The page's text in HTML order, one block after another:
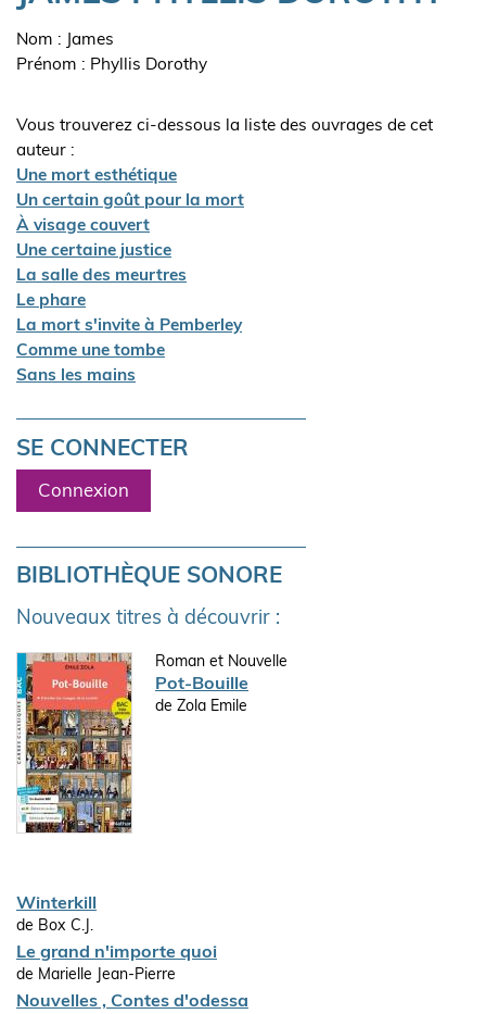
Nom : James
Prénom : Phyllis Dorothy
Vous trouverez ci-dessous la liste des ouvrages de cet
auteur :
Une mort esthétique
Un certain goût pour la mort
À visage couvert
Une certaine justice
La salle des meurtres
Le phare
La mort s'invite à Pemberley
Comme une tombe
Sans les mains
SE CONNECTER
Connexion
BIBLIOTHÈQUE SONORE
Nouveaux titres à découvrir :
Roman et Nouvelle
Pot-Bouille
de Zola Emile
Winterkill
de Box C.J.
Le grand n'importe quoi
de Marielle Jean-Pierre
Nouvelles , Contes d'odessa